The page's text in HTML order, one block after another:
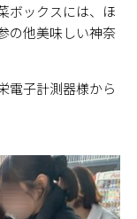
ボックスには、ほ
の他美味しい神奈
電子計測器様から